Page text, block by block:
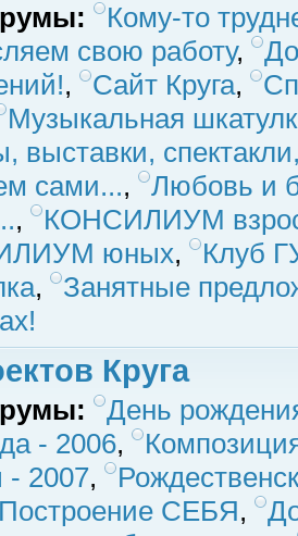
Кому-то
свою работу,
, Сайт Круга,
Музыкальная
выставки,
сами...,
Любовь и
,
КОНСИЛИУМ
юных,
Клуб
,
Занятные
Круга
День
- 2006,
2007,
Построение СЕБЯ,